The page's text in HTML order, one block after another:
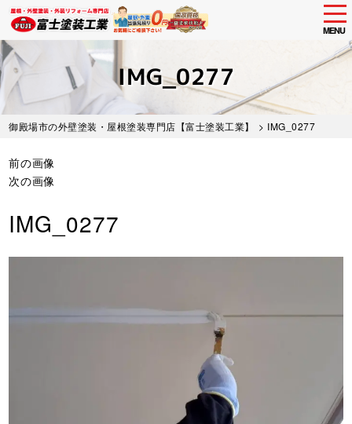
Skip
to
main
content
MENU
IMG_0277
御殿場市の外壁塗装・屋根塗装専門店【富士塗装工業】 > IMG_0277
前の画像
次の画像
IMG_0277